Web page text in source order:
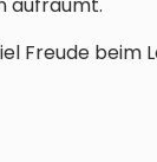
Freude beim